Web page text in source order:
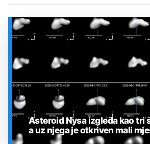
Asteroid Nysa izgleda kao tri
a uz njega je otkriven mali